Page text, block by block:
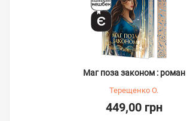
Маг поза законом : роман
Терещенко О.
449,00 грн